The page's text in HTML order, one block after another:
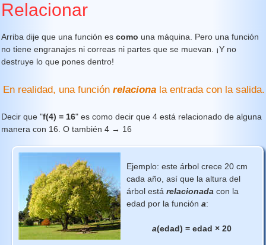
Relacionar
Arriba dije que una función es como una máquina. Pero una función
no tiene engranajes ni correas ni partes que se muevan. ¡Y no
destruye lo que pones dentro!
En realidad, una función relacionala entrada con la salida.
Decir que "f(4) = 16" es como decir que 4 está relacionado de alguna
manera con 16. O también 4 → 16
Ejemplo: este árbol crece 20 cm
cada año, así que la altura del
árbol está relacionada con la
edad por la función a:
a(edad) = edad × 20